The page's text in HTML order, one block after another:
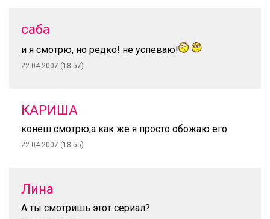
саба
и я смотрю, но редко! не успеваю!
22.04.2007 (18:57)
КАРИША
конеш смотрю,а как же я просто обожаю его
22.04.2007 (18:55)
Лина
А ты смотришь этот сериал?